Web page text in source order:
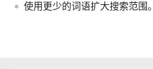
使用更少的词语扩大搜索范围。